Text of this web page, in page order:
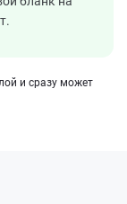
и сразу может